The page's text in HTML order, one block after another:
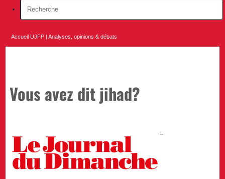
Accueil UJFP |Analyses, opinions & débats
Vous avez dit jihad?